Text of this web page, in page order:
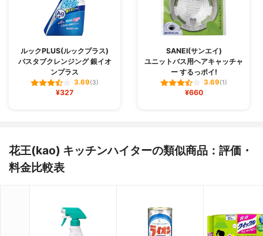
ルックPLUS(ルックプラス)
バスタブクレンジング 銀イオ
ンプラス
3.69(3)
¥327
SANEI(サンエイ)
ユニットバス用ヘアキャッチャ
ー するっポイ!
3.69(1)
¥660
花王(kao) キッチンハイターの類似商品：評価・
料金比較表